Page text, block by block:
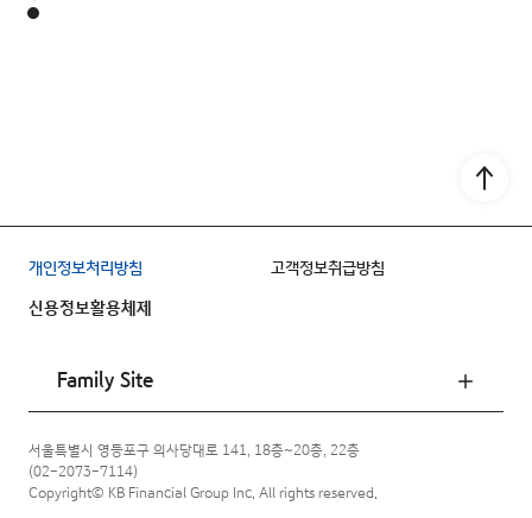
Go
개인정보처리방침
고객정보취급방침
신용정보활용체제
Family Site
서울특별시 영등포구 의사당대로 141, 18층~20층, 22층
(02-2073-7114)
Copyright© KB Financial Group Inc. All rights reserved.